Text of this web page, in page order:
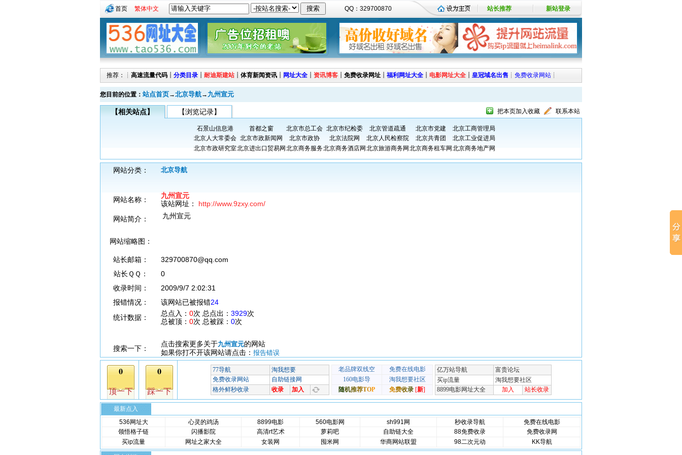
首页 繁体中文 QQ：329700870 站长推荐 新站登录
推荐：┊ 高速流量代码 ┊ 分类目录 ┊ 耐迪斯建站 ┊ 体育新闻资讯 ┊ 网址大全 ┊ 资讯博客 ┊ 免费收录网址 ┊ 福利网址大全 ┊ 电影网址大全 ┊ 皇冠域名出售 ┊ 免费收录网站 ┊
您目前的位置： 站点首页→北京导航→ 九州宣元
【相关站点】 【浏览记录】 把本页加入收藏 联系本站
石景山信息港 首都之窗 北京市总工会 北京市纪检委 北京管道疏通 北京市党建
北京工商管理局
北京人大常委会 北京市政新闻网 北京市政协 北京法院网 北京人民检察院 北京共青团
北京工业促进局
北京市政研究室北京进出口贸易网 北京商务服务北京商务酒店网 北京旅游商务网 北京商务租车网 北京商务地产网
网站分类： 北京导航
网站名称：
九州宣元
该站网址： http://www.9zxy.com/
网站简介：
九州宣元
网站缩略图：
站长邮箱：
329700870@qq.com
站长ＱＱ：
0
收录时间：
2009/9/7 2:02:31
报错情况：
该网站已被报错24
统计数据：
总点入： 0次 总点出： 3929次
总被顶： 0次 总被踩： 0次
搜索一下：
点击搜索更多关于九州宣元的网站
如果你打不开该网站请点击： 报告错误
最新点入
536网址大
心灵的鸡汤 8899电影 560电影网 sh991网 秒收录导航
免费在线电影
领悟格子链
闪播影院 高清rt艺术 萝莉吧 自助链大全 88免费收录
免费收录网
买ip流量
网址之家大全 女装网 囤米网 华商网站联盟 98二次元动 KK导航